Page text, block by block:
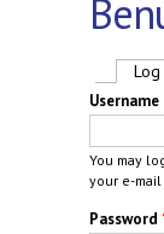
Log
You may
your e-mail
Password